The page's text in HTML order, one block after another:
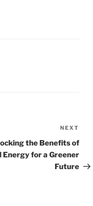
Post
NEXT
the Benefits of
Energy for a Greener
Future